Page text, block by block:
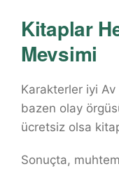
Kitaplar
Mevsimi
Karakterler iyi
bazen olay
ücretsiz olsa
Sonuçta,